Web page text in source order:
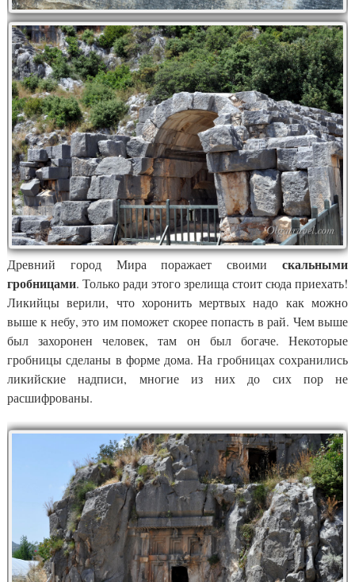
Древний город Мира поражает своими скальными
гробницами. Только ради этого зрелища стоит сюда приехать!
Ликийцы верили, что хоронить мертвых надо как можно
выше к небу, это им поможет скорее попасть в рай. Чем выше
был захоронен человек, там он был богаче. Некоторые
гробницы сделаны в форме дома. На гробницах сохранились
ликийские надписи, многие из них до сих пор не
расшифрованы.